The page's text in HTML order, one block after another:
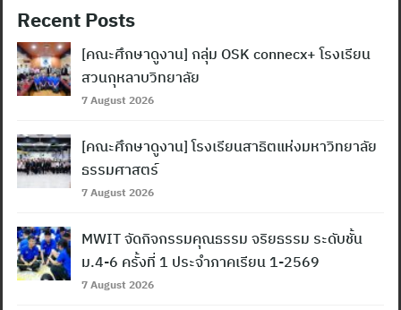
Recent Posts
[คณะศึกษาดูงาน] กลุ่ม OSK connecx+ โรงเรียน
สวนกุหลาบวิทยาลัย
7 August 2026
[คณะศึกษาดูงาน] โรงเรียนสาธิตแห่งมหาวิทยาลัย
ธรรมศาสตร์
7 August 2026
MWIT จัดกิจกรรมคุณธรรม จริยธรรม ระดับชั้น
ม.4-6 ครั้งที่ 1 ประจำภาคเรียน 1-2569
7 August 2026